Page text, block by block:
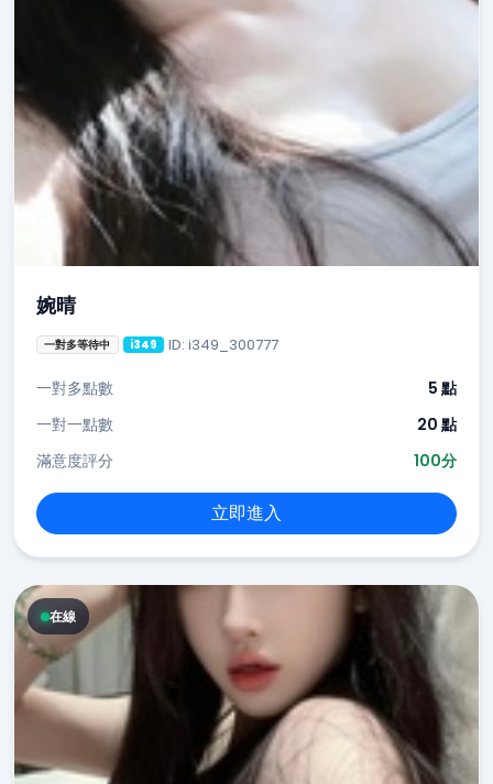
婉晴
一對多等待中 i349 ID: i349_300777
一對多點數
5 點
一對一點數
20 點
滿意度評分
100分
立即進入
在線